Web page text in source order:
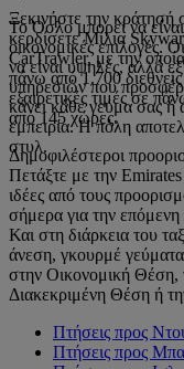
Το Όσλο μπορεί να
οικονομικές επιλογές.
να είναι υψηλές, αλλά
υπηρεσιών που
κάνει κάθε γεύμα σας ή
εμπειρία. Η πόλη
στυλ.
Ξεκινήστε την κράτησή
κερδίσετε Μίλια
CarTrawler, με την
πάνω από 1.700
εξαιρετικές τιμές σε
από 145 χώρες.
Δημοφιλέστεροι
Πετάξτε με την
ιδέες από τους
σήμερα για την επόμενη
Και στη διάρκεια του
άνεση, γκουρμέ
στην Οικονομική Θέση,
Διακεκριμένη Θέση ή
Πτήσεις προς
Πτήσεις προς